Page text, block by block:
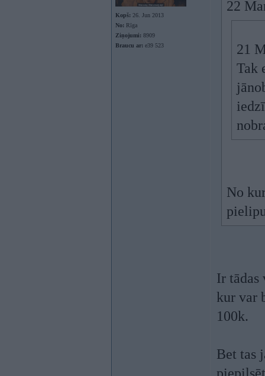
Kopš: 26. Jun 2013
No: Rīga
Ziņojumi: 8909
Braucu ar: e39 523
22
21
Tak
No
Ir tādas
kur var
100k.
Bet tas